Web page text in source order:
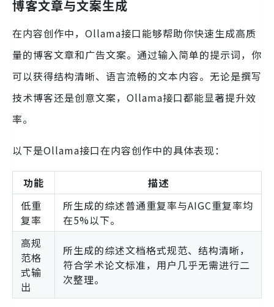
博客文章与文案生成
在内容创作中，Ollama接口能够帮助你快速生成高质
量的博客文章和广告文案。通过输入简单的提示词，你
可以获得结构清晰、语言流畅的文本内容。无论是撰写
技术博客还是创意文案，Ollama接口都能显著提升效
率。
以下是Ollama接口在内容创作中的具体表现：
功能
描述
低重
复率
所生成的综述普通重复率与AIGC重复率均
在5%以下。
高规
范格
式输
出
所生成的综述文档格式规范、结构清晰，
符合学术论文标准，用户几乎无需进行二
次整理。